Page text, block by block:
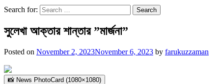
Search for:
সুলেখা আক্তার শান্তার ”মার্জনা”
Posted on November 2, 2023November 6, 2023 by farukuzzaman
📸 News PhotoCard (1080×1080)